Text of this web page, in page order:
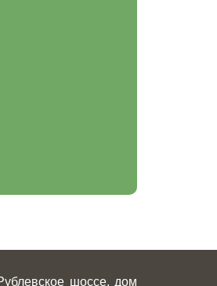
шоссе, дом